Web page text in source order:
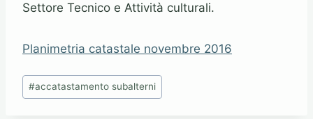
Settore Tecnico e Attività culturali.
Planimetria catastale novembre 2016
Tag
articolo:
#accatastamento subalterni